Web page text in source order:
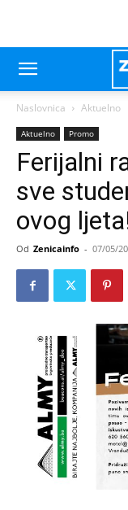
Naslovnica Aktuelno
Aktuelno Promo
Ferijalni
sve
ovog
Od Zenicainfo - 07/05/